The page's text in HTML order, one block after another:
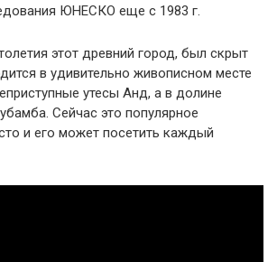
ЮНЕСКО еще с 1983 г.
этот древний город, был скрыт
в удивительно живописном месте
утесы Анд, а в долине
Сейчас это популярное
и его может посетить каждый